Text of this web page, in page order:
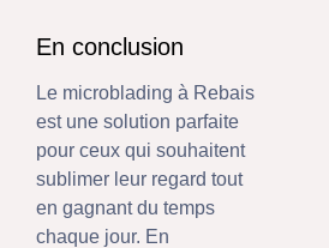
En conclusion
Le microblading à Rebais
est une solution parfaite
pour ceux qui souhaitent
sublimer leur regard tout
en gagnant du temps
chaque jour. En